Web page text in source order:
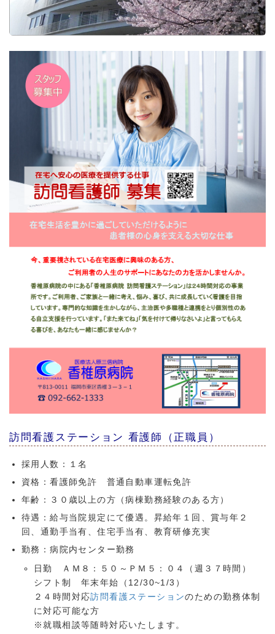
訪問看護ステーション 看護師（正職員）
採用人数：１名
資格：看護師免許 普通自動車運転免許
年齢：３０歳以上の方（病棟勤務経験のある方）
待遇：給与当院規定にて優遇。昇給年１回、賞与年２
回、通勤手当有、住宅手当有、教育研修充実
勤務：病院内センター勤務
日勤 ＡＭ８：５０～ＰＭ５：０４（週３７時間）
シフト制 年末年始（12/30~1/3）
２４時間対応訪問看護ステーションのための勤務体制
に対応可能な方
※就職相談等随時対応いたします。